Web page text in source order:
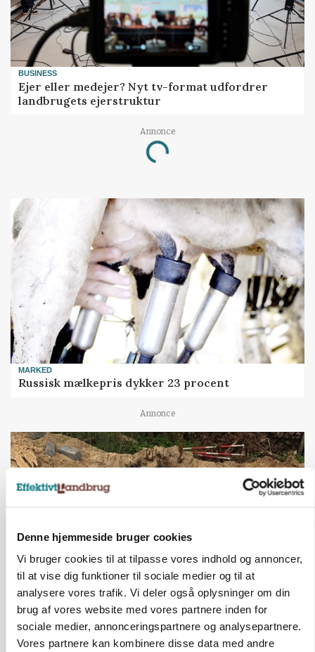
Denne hjemmeside bruger cookies
Vi bruger cookies til at tilpasse vores indhold og annoncer,
til at vise dig funktioner til sociale medier og til at
analysere vores trafik. Vi deler også oplysninger om din
brug af vores website med vores partnere inden for
sociale medier, annonceringspartnere og analysepartnere.
Vores partnere kan kombinere disse data med andre
BUSINESS
Ejer eller medejer? Nyt tv-format udfordrer
landbrugets ejerstruktur
Annonce
Loading...
MARKED
Russisk mælkepris dykker 23 procent
Annonce
Fra mark til mur: Byggeriet kan åbne nyt
marked for biokul